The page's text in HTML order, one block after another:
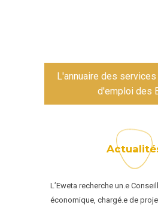
L'annuaire des
d'emploi des
L’Eweta recherche un.e
économique, chargé.e de